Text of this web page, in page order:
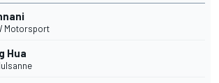
Motorsport
Hua